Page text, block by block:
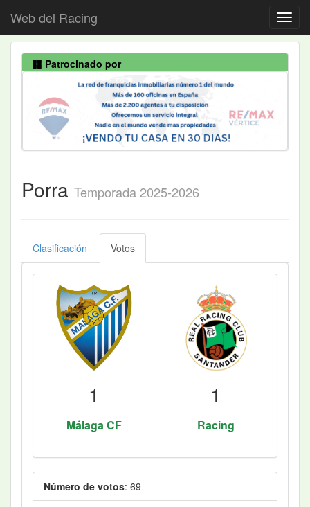
Web del Racing
Patrocinado por
Porra Temporada 2025-2026
Clasificación Votos
1 1
Málaga CF Racing
Número de votos: 69